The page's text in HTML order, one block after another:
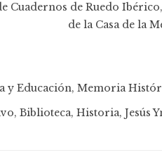
Cuadernos de Ruedo
de la Casa de la
y Educación, Memoria
, Biblioteca, Historia, Jesús